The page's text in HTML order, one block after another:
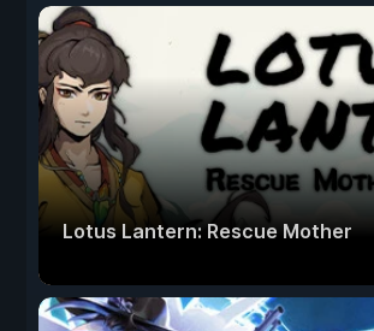
Lotus Lantern: Rescue Mother